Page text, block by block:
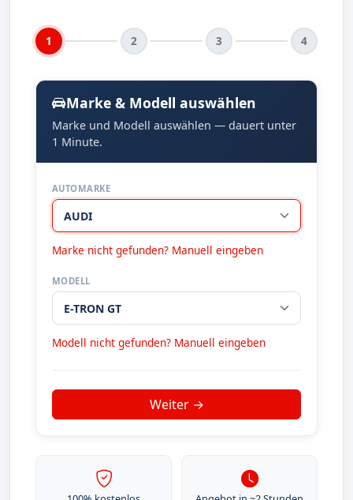
1 2 3 4
Marke & Modell auswählen
Marke und Modell auswählen — dauert unter
1 Minute.
AUTOMARKE
Marke nicht gefunden? Manuell eingeben
MODELL
Modell nicht gefunden? Manuell eingeben